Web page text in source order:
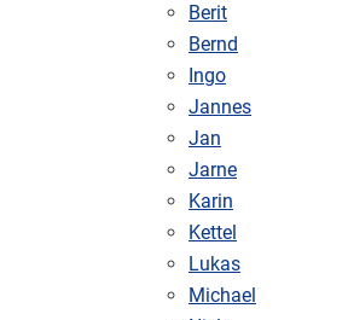
Berit
Bernd
Ingo
Jannes
Jan
Jarne
Karin
Kettel
Lukas
Michael